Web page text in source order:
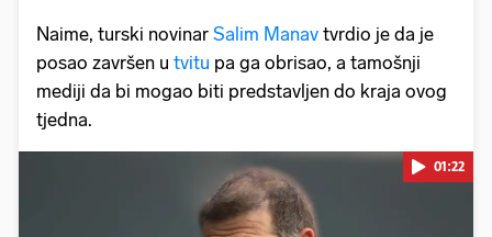
Naime, turski novinar Salim Manav tvrdio je da je
posao završen u tvitu pa ga obrisao, a tamošnji
mediji da bi mogao biti predstavljen do kraja ovog
tjedna.
01:22